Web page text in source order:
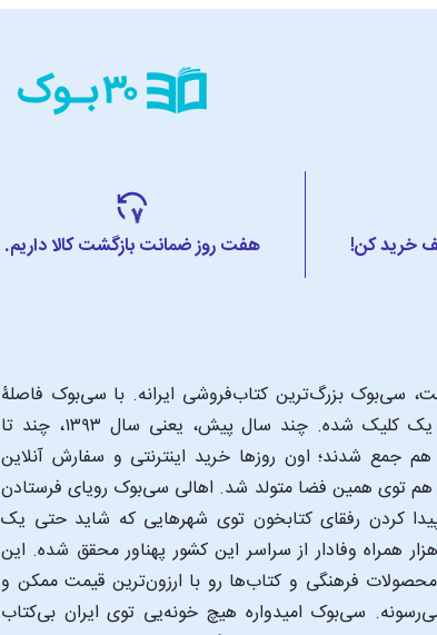
خرید کن! هفت روز ضمانت بازگشت کالا داریم.
سی‌بوک بزرگ‌ترین کتاب‌فروشی ایرانه. با سی‌بوک فاصلۀ
شما تا یک کتابفروشی بزرگ و پروپیمون تنها به اندازۀ یک کلیک شده. چند سال پیش، یعنی سال ۱۳۹۳، چند تا
شدند؛ اون‌ روزها خرید اینترنتی و سفارش آنلاین
هم توی همین فضا متولد شد. اهالی سی‌بوک رویای فرستادن
کردن رفقای کتابخون توی شهرهایی که شاید حتی یک
همراه وفادار از سراسر این کشور پهناور محقق شده. این
محصولات فرهنگی و کتاب‌ها رو با ارزون‌ترین قیمت ممکن و
سی‌بوک امیدواره هیچ خونه‌یی توی ایران بی‌کتاب